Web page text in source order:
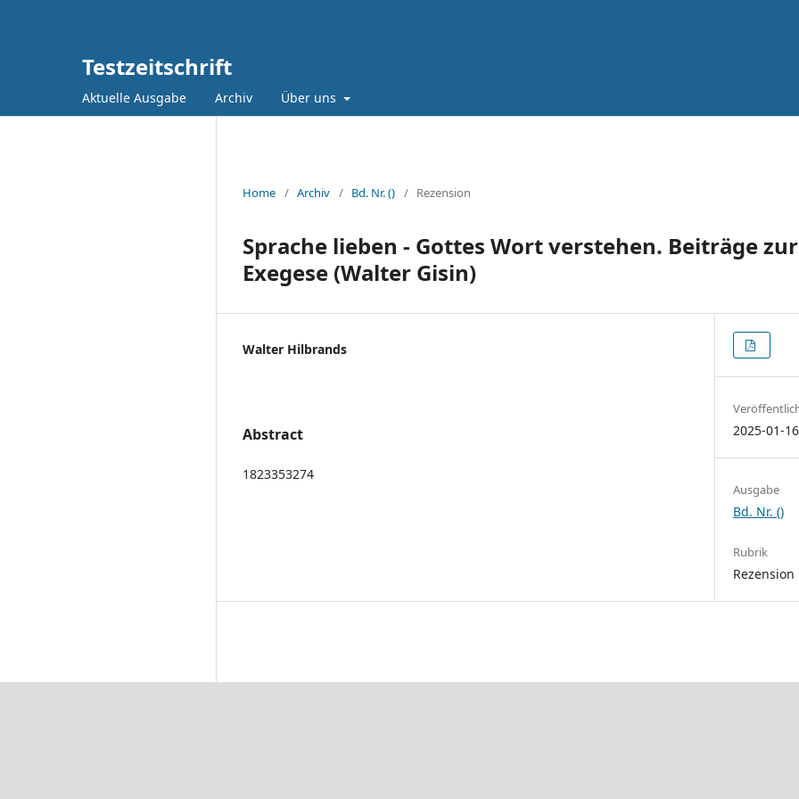
Testzeitschrift
Aktuelle Ausgabe Archiv Über uns
Home / Archiv / Bd. Nr. () / Rezension
Sprache lieben - Gottes Wort verstehen. Beiträge
Exegese (Walter Gisin)
Walter Hilbrands
Abstract
1823353274
2025-01-16
Ausgabe
Bd. Nr. ()
Rubrik
Rezension